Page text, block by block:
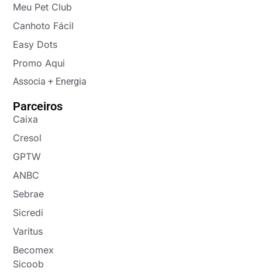
Meu Pet Club
Canhoto Fácil
Easy Dots
Promo Aqui
Associa + Energia
Parceiros
Caixa
Cresol
GPTW
ANBC
Sebrae
Sicredi
Varitus
Becomex
Sicoob